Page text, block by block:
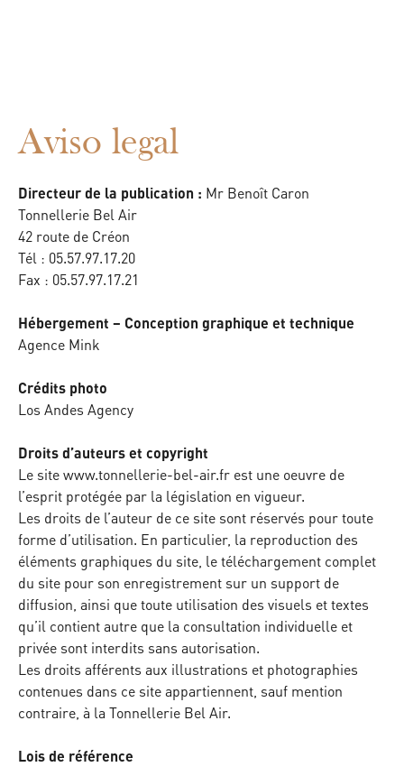
Aviso legal
Directeur de la publication : Mr Benoît Caron
Tonnellerie Bel Air
42 route de Créon
Tél : 05.57.97.17.20
Fax : 05.57.97.17.21
Hébergement – Conception graphique et technique
Agence Mink
Crédits photo
Los Andes Agency
Droits d’auteurs et copyright
Le site www.tonnellerie-bel-air.fr est une oeuvre de
l’esprit protégée par la législation en vigueur.
Les droits de l’auteur de ce site sont réservés pour toute
forme d’utilisation. En particulier, la reproduction des
éléments graphiques du site, le téléchargement complet
du site pour son enregistrement sur un support de
diffusion, ainsi que toute utilisation des visuels et textes
qu’il contient autre que la consultation individuelle et
privée sont interdits sans autorisation.
Les droits afférents aux illustrations et photographies
contenues dans ce site appartiennent, sauf mention
contraire, à la Tonnellerie Bel Air.
Lois de référence